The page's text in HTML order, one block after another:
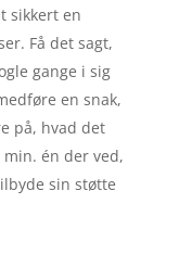
sikkert en
Få det sagt,
gange i sig
en snak,
på, hvad det
én der ved,
sin støtte